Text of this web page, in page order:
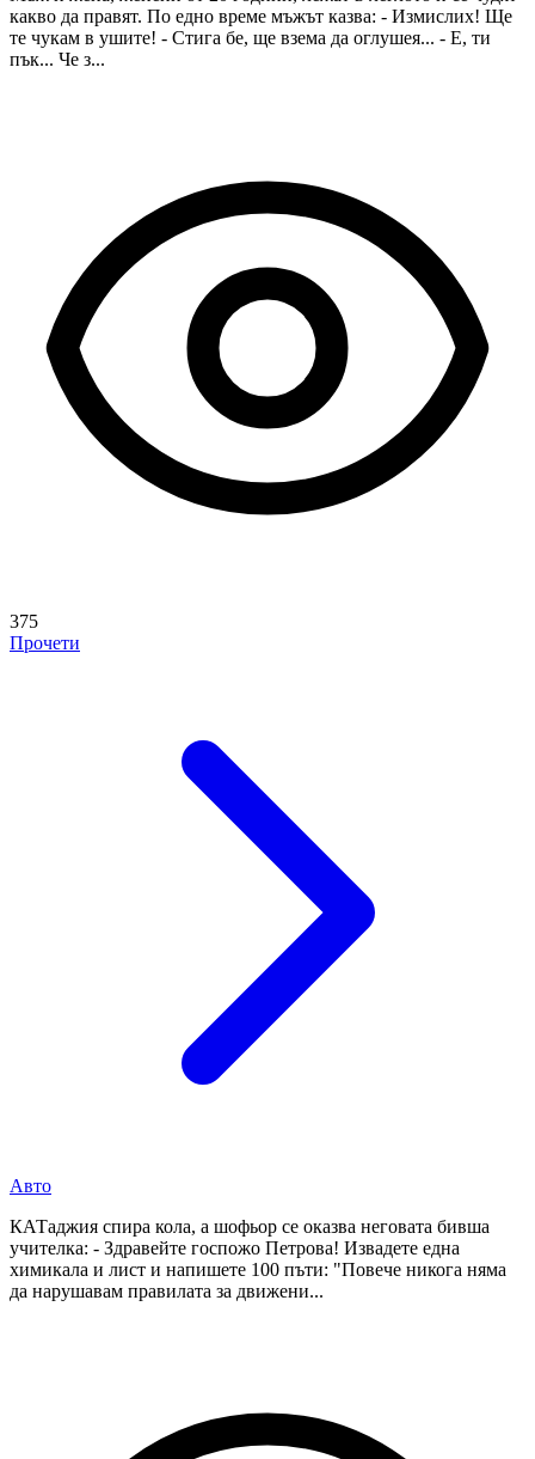
какво да правят. По едно време мъжът казва: - Измислих! Ще
те чукам в ушите! - Стига бе, ще взема да оглушея... - Е, ти
пък... Че з...
375
Прочети
Авто
КАТаджия спира кола, а шофьор се оказва неговата бивша
учителка: - Здравейте госпожо Петрова! Извадете една
химикала и лист и напишете 100 пъти: "Повече никога няма
да нарушавам правилата за движени...